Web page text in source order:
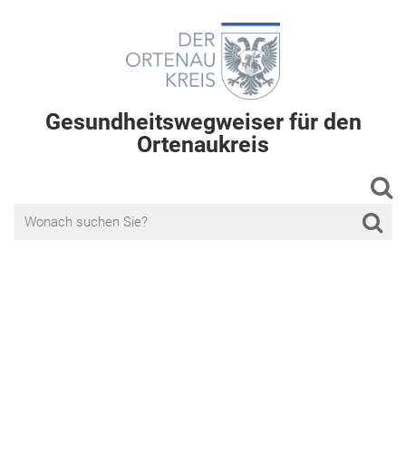
Gesundheitswegweiser für den
Ortenaukreis